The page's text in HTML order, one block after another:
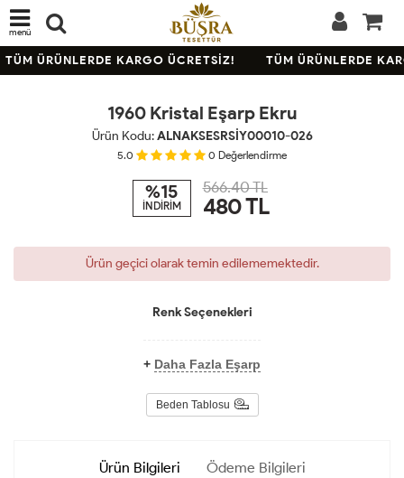
menü
TÜM ÜRÜNLERDE KARGO ÜCRETSİZ! TÜM ÜRÜNLERDE
TÜKENDİ
1960 Kristal Eşarp Ekru
Ürün Kodu:ALNAKSESRSİY00010-026
5.0 0 Değerlendirme
%15
İNDİRİM
566.40 TL
480TL
Ürün geçici olarak temin edilememektedir.
Renk Seçenekleri
+ Daha Fazla Eşarp
Beden Tablosu
Ürün Bilgileri Ödeme Bilgileri